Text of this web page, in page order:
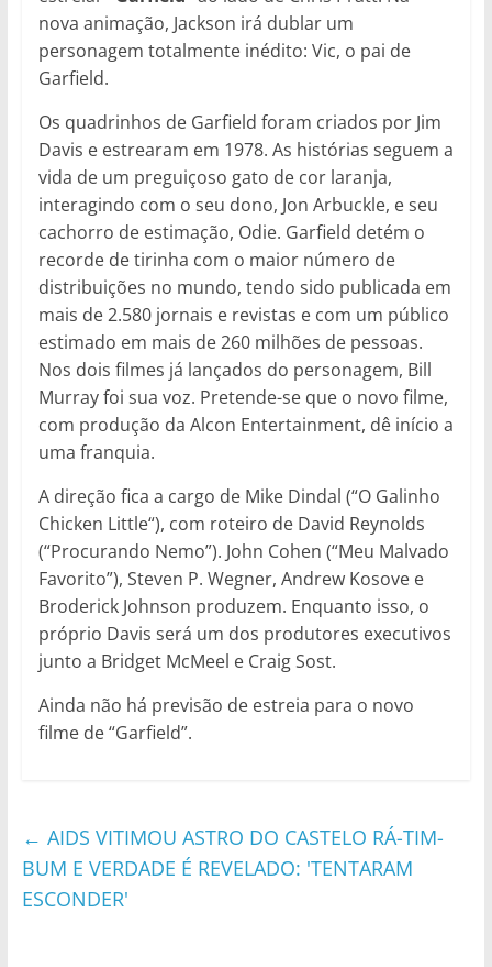
nova animação, Jackson irá dublar um
personagem totalmente inédito: Vic, o pai de
Garfield.
Os quadrinhos de Garfield foram criados por Jim
Davis e estrearam em 1978. As histórias seguem a
vida de um preguiçoso gato de cor laranja,
interagindo com o seu dono, Jon Arbuckle, e seu
cachorro de estimação, Odie. Garfield detém o
recorde de tirinha com o maior número de
distribuições no mundo, tendo sido publicada em
mais de 2.580 jornais e revistas e com um público
estimado em mais de 260 milhões de pessoas.
Nos dois filmes já lançados do personagem, Bill
Murray foi sua voz. Pretende-se que o novo filme,
com produção da Alcon Entertainment, dê início a
uma franquia.
A direção fica a cargo de Mike Dindal (“O Galinho
Chicken Little“), com roteiro de David Reynolds
(“Procurando Nemo”). John Cohen (“Meu Malvado
Favorito”), Steven P. Wegner, Andrew Kosove e
Broderick Johnson produzem. Enquanto isso, o
próprio Davis será um dos produtores executivos
junto a Bridget McMeel e Craig Sost.
Ainda não há previsão de estreia para o novo
filme de “Garfield”.
← AIDS VITIMOU ASTRO DO CASTELO RÁ-TIM-
BUM E VERDADE É REVELADO: 'TENTARAM
ESCONDER'